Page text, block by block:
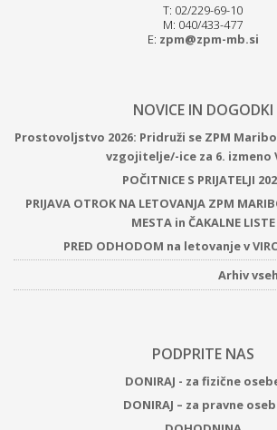
T: 02/229-69-10
M: 040/433-477
E: zpm@zpm-mb.si
NOVICE IN DOGODKI
Prostovoljstvo 2026: Pridruži se ZPM
vzgojitelje/-ice za 6. izmeno
POČITNICE S PRIJATELJI
PRIJAVA OTROK NA LETOVANJA ZPM
MESTA in ČAKALNE LISTE
PRED ODHODOM na letovanje v
Arhiv
PODPRITE NAS
DONIRAJ - za fizične
DONIRAJ – za pravne